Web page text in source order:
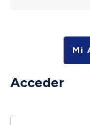
Mi
Acceder